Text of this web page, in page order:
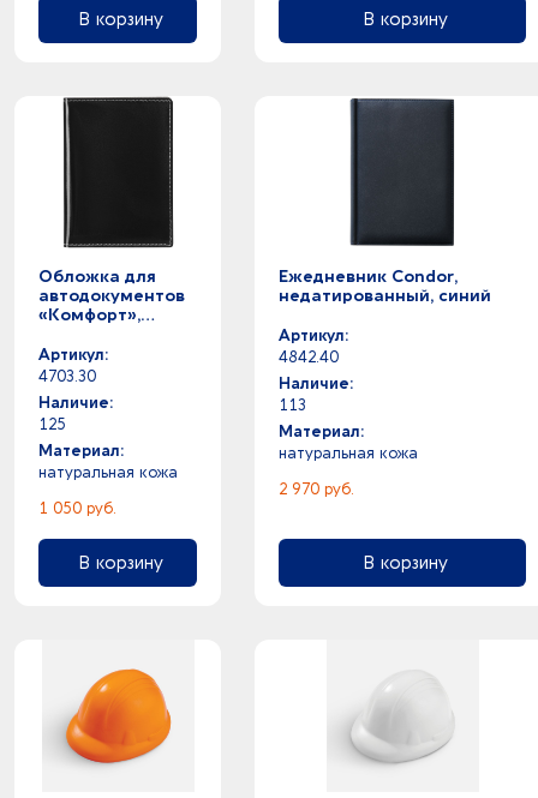
В корзину В корзину
Обложка для
автодокументов
«Комфорт»,
Артикул:
4703.30
Наличие:
125
Материал:
натуральная кожа
1 050 руб.
В корзину
Ежедневник Condor,
недатированный, синий
Артикул:
4842.40
Наличие:
113
Материал:
натуральная кожа
2 970 руб.
В корзину